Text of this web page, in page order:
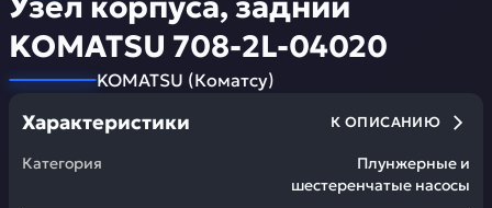
KOMATSU 708-2L-04020
KOMATSU (Коматсу)
Характеристики К ОПИСАНИЮ
Категория
Плунжерные и
шестеренчатые насосы